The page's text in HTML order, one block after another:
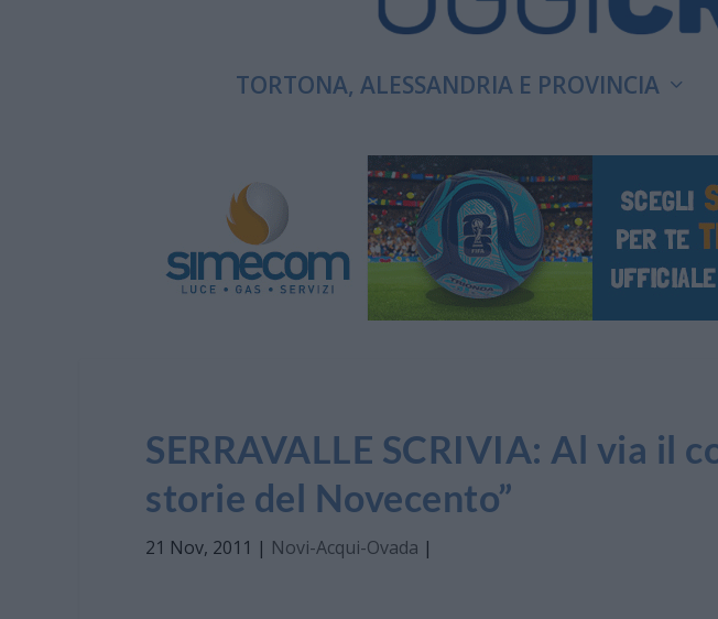
TORTONA, ALESSANDRIA E PROVINCIA
SERRAVALLE SCRIVIA: Al via il
storie del Novecento”
21 Nov, 2011 | Novi-Acqui-Ovada |